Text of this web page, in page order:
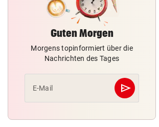
Guten Morgen
Morgens topinformiert über die
Nachrichten des Tages
E-Mail send
Abschicken